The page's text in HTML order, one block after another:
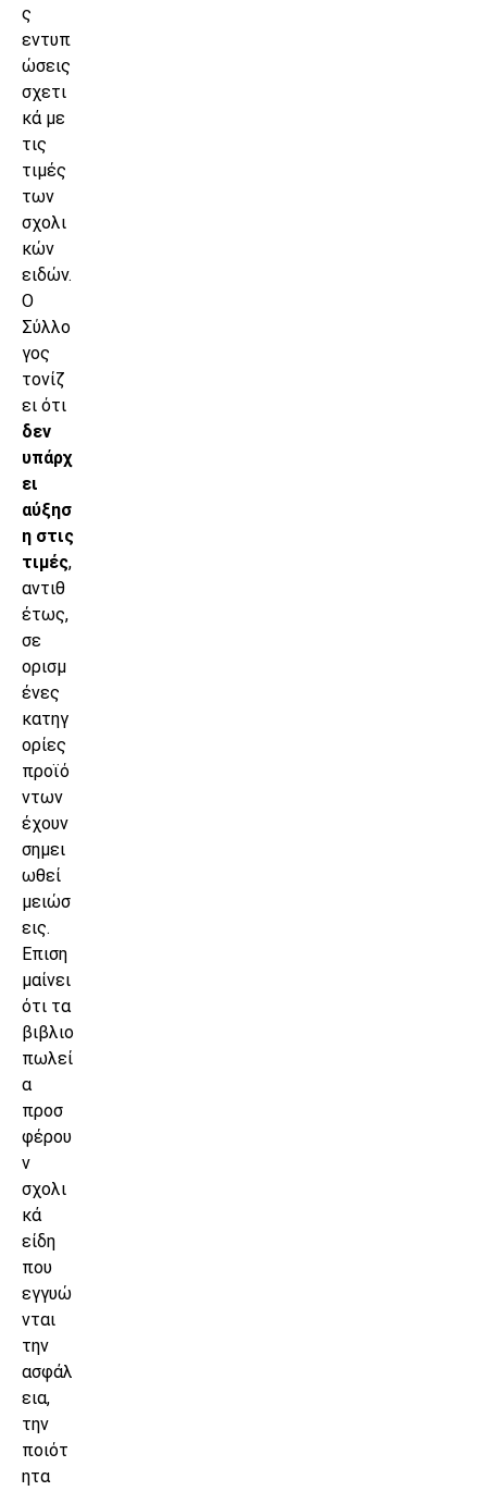
ς
εντυπ
ώσεις
σχετι
κά με
τις
τιμές
των
σχολι
κών
ειδών.
Ο
Σύλλο
γος
τονίζ
ει ότι
δεν
υπάρχ
ει
αύξησ
η στις
τιμές,
αντιθ
έτως,
σε
ορισμ
ένες
κατηγ
ορίες
προϊό
ντων
έχουν
σημει
ωθεί
μειώσ
εις.
Επιση
μαίνει
ότι τα
βιβλιο
πωλεί
α
προσ
φέρου
ν
σχολι
κά
είδη
που
εγγυώ
νται
την
ασφάλ
εια,
την
ποιότ
ητα